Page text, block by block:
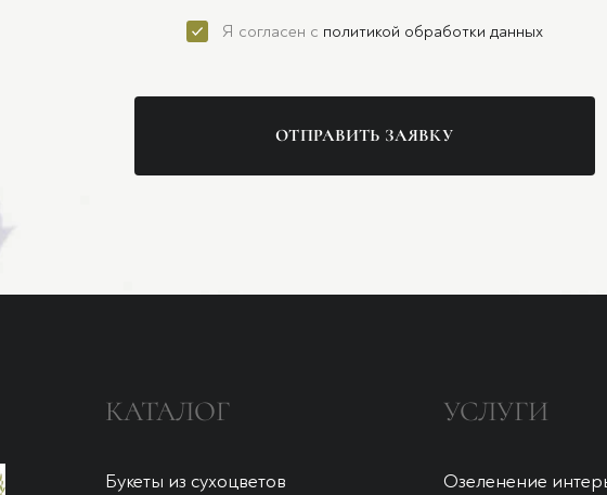
Я согласен с политикой обработки данных
ОТПРАВИТЬ ЗАЯВКУ
КАТАЛОГ
Букеты из сухоцветов
УСЛУГИ
Озеленение